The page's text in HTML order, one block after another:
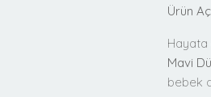
Ürün
Hayata
Mavi
bebek